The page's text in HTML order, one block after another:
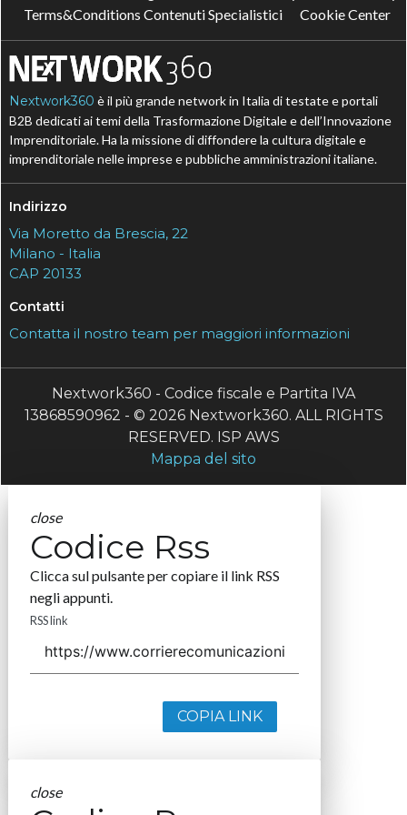
Terms&Conditions Contenuti Specialistici
Cookie Center
Nextwork360 è il più grande network in Italia di testate e portali
B2B dedicati ai temi della Trasformazione Digitale e dell’Innovazione
Imprenditoriale. Ha la missione di diffondere la cultura digitale e
imprenditoriale nelle imprese e pubbliche amministrazioni italiane.
Indirizzo
Via Moretto da Brescia, 22
Milano - Italia
CAP 20133
Contatti
Contatta il nostro team per maggiori informazioni
Nextwork360 - Codice fiscale e Partita IVA
13868590962 - © 2026 Nextwork360. ALL RIGHTS
RESERVED. ISP AWS
Mappa del sito
close
Codice Rss
Clicca sul pulsante per copiare il link RSS
negli appunti.
RSS link
COPIA LINK
close